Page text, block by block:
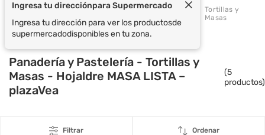
Ingresa tu direcciónpara Supermercado
Ingresa tu dirección para ver los productosde
supermercadodisponibles en tu zona.
Panadería y
Pastelería
Tortillas y
Masas
Panadería y Pastelería - Tortillas y
Masas - Hojaldre MASA LISTA –
plazaVea
(5
productos)
Filtrar Ordenar